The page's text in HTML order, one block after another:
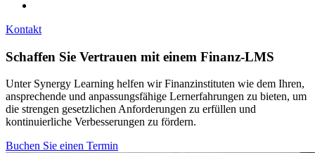
Kontakt
Schaffen Sie Vertrauen mit einem Finanz-LMS
Unter Synergy Learning helfen wir Finanzinstituten wie dem Ihren,
ansprechende und anpassungsfähige Lernerfahrungen zu bieten, um
die strengen gesetzlichen Anforderungen zu erfüllen und
kontinuierliche Verbesserungen zu fördern.
Buchen Sie einen Termin